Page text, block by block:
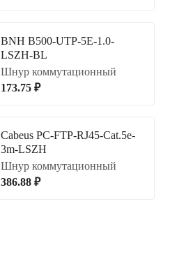
BNH B500-UTP-5E-1.0-
LSZH-BL
Шнур коммутационный
173.75 ₽
Cabeus PC-FTP-RJ45-Cat.5e-
3m-LSZH
Шнур коммутационный
386.88 ₽